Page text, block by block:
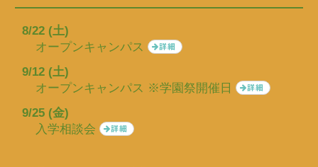
8/22 (土)
オープンキャンパス
詳細
9/12 (土)
オープンキャンパス ※学園祭開催日
詳細
9/25 (金)
入学相談会
詳細